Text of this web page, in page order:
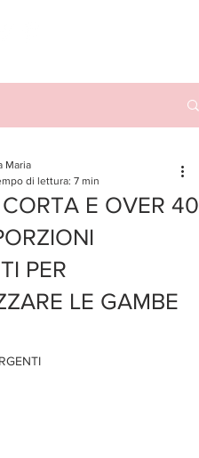
E OVER 40
PER
LE GAMBE
Maria
di lettura: 7 min